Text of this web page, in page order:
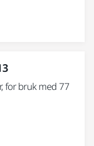
for bruk med 77